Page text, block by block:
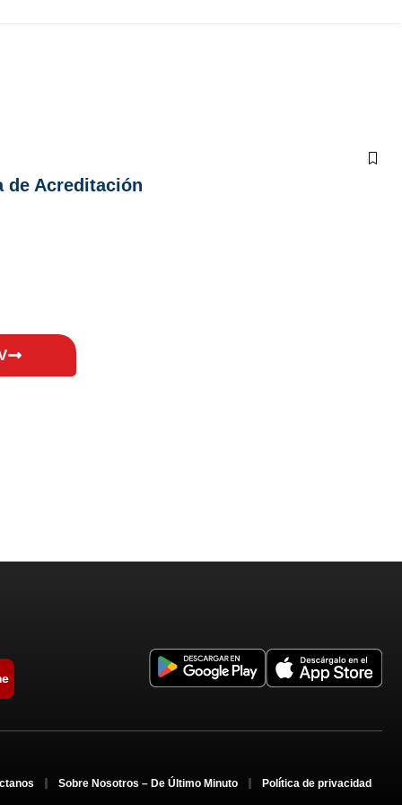
de Acreditación
Sobre Nosotros – De Último Minuto Política de privacidad